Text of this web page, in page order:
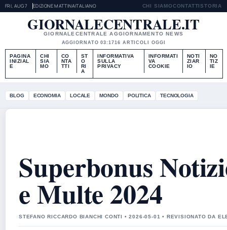
FRI, AUG 7 EDIZIONE MATTINAITALIANO CHI SIAMOCONTATTISTORIA
GIORNALECENTRALE.IT
GIORNALECENTRALE AGGIORNAMENTO NEWS
AGGIORNATO 03:1716 ARTICOLI OGGI
PAGINA
INIZIAL
E
CHI
SIA
MO
CO
NTA
TTI
ST
O
RI
A
INFORMATIVA
SULLA
PRIVACY
INFORMATI
VA
COOKIE
NOTI
ZIAR
IO
NO
TIZ
IE
BLOG ECONOMIA LOCALE MONDO POLITICA TECNOLOGIA
Superbonus
e Multe 2024
STEFANO RICCARDO BIANCHI CONTI • 2026-05-01 • REVISIONATO DA